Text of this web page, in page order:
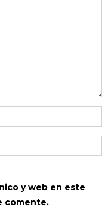
y web en este
comente.